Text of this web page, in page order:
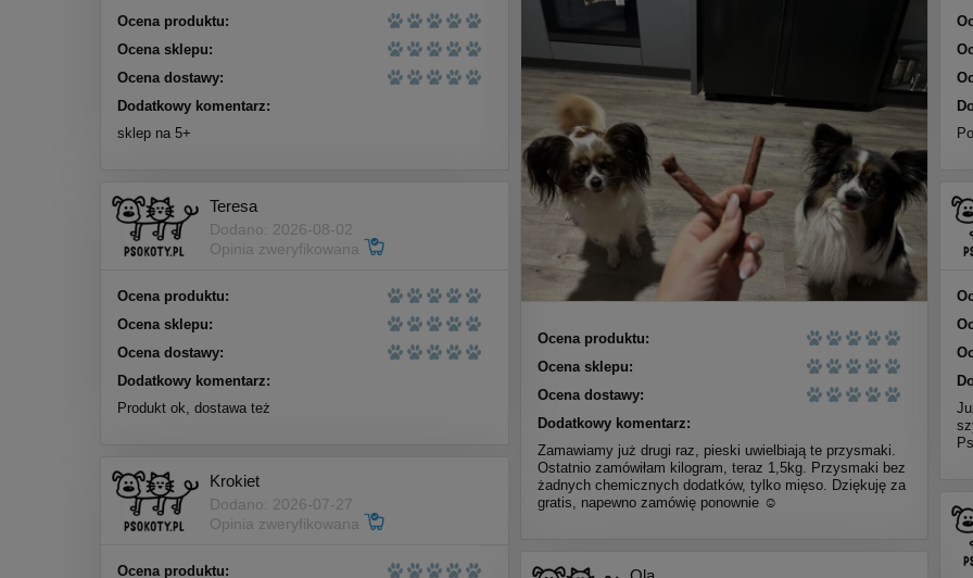
Ocena produktu:
Ocena sklepu:
Ocena dostawy:
Dodatkowy komentarz:
sklep na 5+
Ocena produktu:
Ocena sklepu:
Ocena dostawy:
Dodatkowy komentarz:
Zamawiamy już drugi raz, pieski uwielbiają te przysmaki.
Ostatnio zamówiłam kilogram, teraz 1,5kg. Przysmaki bez
żadnych chemicznych dodatków, tylko mięso. Dziękuję za
gratis, napewno zamówię ponownie ☺️
Teresa
Dodano: 2026-08-02
Opinia zweryfikowana
Ocena produktu:
Ocena sklepu:
Ocena dostawy:
Dodatkowy komentarz:
Produkt ok, dostawa też
Krokiet
Dodano: 2026-07-27
Opinia zweryfikowana
Ocena produktu: